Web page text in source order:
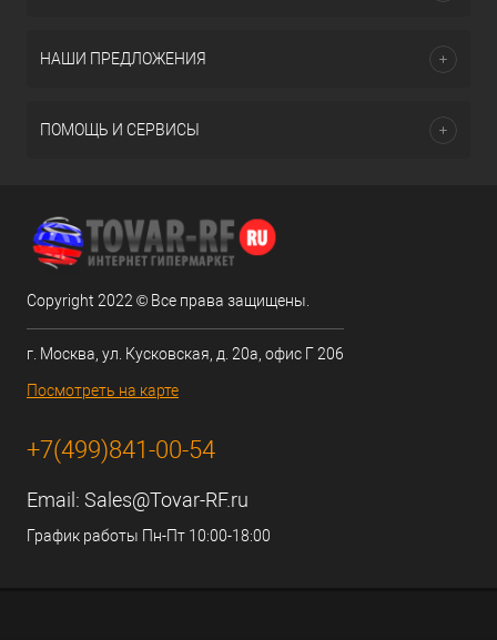
НАШИ ПРЕДЛОЖЕНИЯ
ПОМОЩЬ И СЕРВИСЫ
Copyright 2022 © Все права защищены.
г. Москва, ул. Кусковская, д. 20а, офис Г 206
Посмотреть на карте
+7(499)841-00-54
Email: Sales@Tovar-RF.ru
График работы Пн-Пт 10:00-18:00